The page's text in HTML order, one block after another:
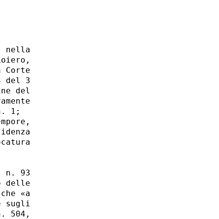
ammontare pari ad 1.700 milioni di €
(cfr.  art. 1, comma 4). In tal senso, la relativa carenza di risorse
finanziarie  in  capo  ai  Comuni  si pone - di per se' - in evidente
contrasto  con  la previsione di cui all'art. 119 Cost., commi 2 e 4,
ai sensi dei quali «i Comuni [...] dispongono di compartecipazioni al
gettito  di tributi erariali riferibile al loro territorio», le quali
«consentono  ai  comuni [...] di finanziare integralmente le funzioni
pubbliche  loro attribuite». Lo schema delineato dal riformato Titolo
V,  Parte  II, della Costituzione in materia di autonomia finanziaria
degli  EE.LL. (art. 119 Cost., comma 1) presuppone che sia garantita,
infatti,  la  autonomia  delle risorse finanziarie degli stessi (art.
119 Cost., comma 2).
   In  tal senso la norma in esame contempla la misura del «rimbor